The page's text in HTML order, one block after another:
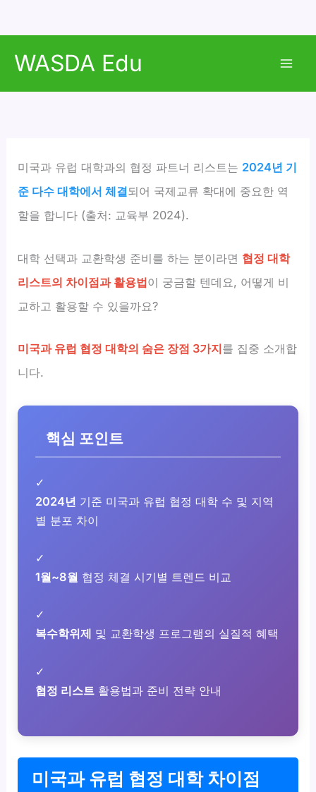
WASDA Edu
미국과 유럽 대학과의 협정 파트너 리스트는 2024년 기
준 다수 대학에서 체결되어 국제교류 확대에 중요한 역
할을 합니다 (출처: 교육부 2024).
대학 선택과 교환학생 준비를 하는 분이라면 협정 대학
리스트의 차이점과 활용법이 궁금할 텐데요, 어떻게 비
교하고 활용할 수 있을까요?
미국과 유럽 협정 대학의 숨은 장점 3가지를 집중 소개합
니다.
핵심 포인트
✓
2024년 기준 미국과 유럽 협정 대학 수 및 지역
별 분포 차이
✓
1월~8월 협정 체결 시기별 트렌드 비교
✓
복수학위제 및 교환학생 프로그램의 실질적 혜택
✓
협정 리스트 활용법과 준비 전략 안내
미국과 유럽 협정 대학 차이점